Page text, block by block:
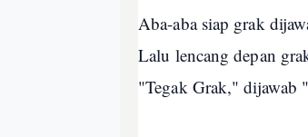
Aba-aba siap grak
Lalu lencang depan
"Tegak Grak," dijawab